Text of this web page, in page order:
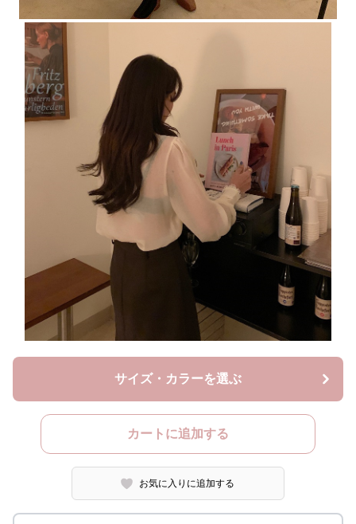
サイズ・カラーを選ぶ
カートに追加する
お気に入りに追加する